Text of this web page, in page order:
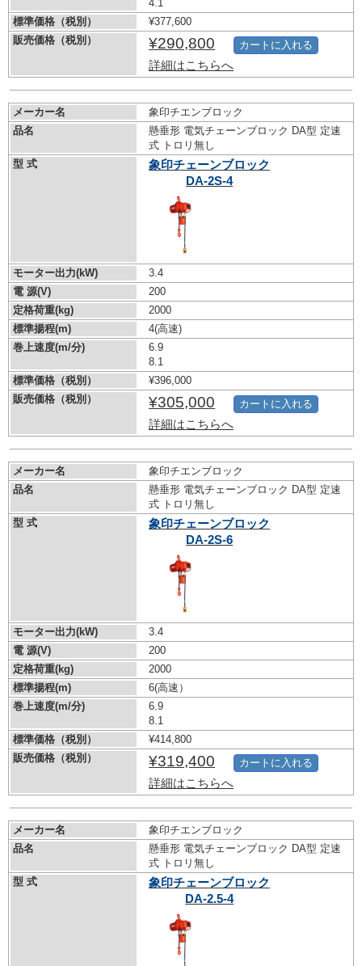
4.1
標準価格（税別）
¥377,600
販売価格（税別）
¥290,800
詳細はこちらへ
カートに入れる
メーカー名
象印チエンブロック
品名
懸垂形 電気チェーンブロック DA型 定速
式 トロリ無し
型 式
象印チェーンブロック
DA-2S-4
モーター出力(kW)
3.4
電 源(V)
200
定格荷重(kg)
2000
標準揚程(m)
4(高速)
巻上速度(m/分)
6.9
8.1
標準価格（税別）
¥396,000
販売価格（税別）
¥305,000
詳細はこちらへ
カートに入れる
メーカー名
象印チエンブロック
品名
懸垂形 電気チェーンブロック DA型 定速
式 トロリ無し
型 式
象印チェーンブロック
DA-2S-6
モーター出力(kW)
3.4
電 源(V)
200
定格荷重(kg)
2000
標準揚程(m)
6(高速）
巻上速度(m/分)
6.9
8.1
標準価格（税別）
¥414,800
販売価格（税別）
¥319,400
詳細はこちらへ
カートに入れる
メーカー名
象印チエンブロック
品名
懸垂形 電気チェーンブロック DA型 定速
式 トロリ無し
型 式
象印チェーンブロック
DA-2.5-4